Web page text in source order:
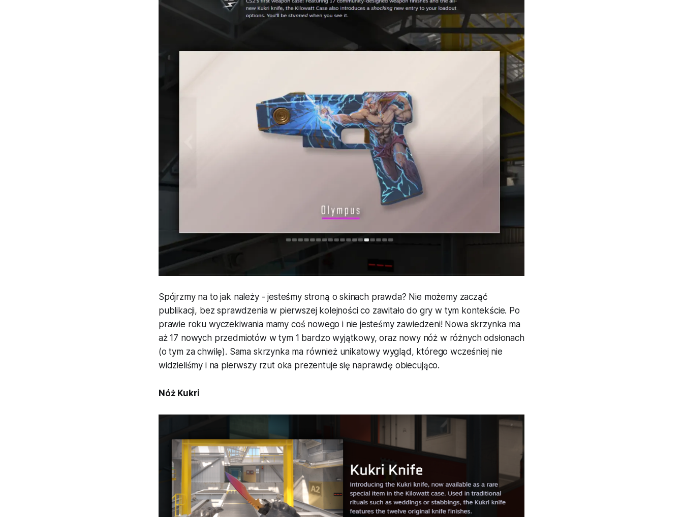
Spójrzmy na to jak należy - jesteśmy stroną o skinach prawda? Nie możemy zacząć
publikacji, bez sprawdzenia w pierwszej kolejności co zawitało do gry w tym kontekście. Po
prawie roku wyczekiwania mamy coś nowego i nie jesteśmy zawiedzeni! Nowa skrzynka ma
aż 17 nowych przedmiotów w tym 1 bardzo wyjątkowy, oraz nowy nóż w różnych odsłonach
(o tym za chwilę). Sama skrzynka ma również unikatowy wygląd, którego wcześniej nie
widzieliśmy i na pierwszy rzut oka prezentuje się naprawdę obiecująco.
Nóż Kukri